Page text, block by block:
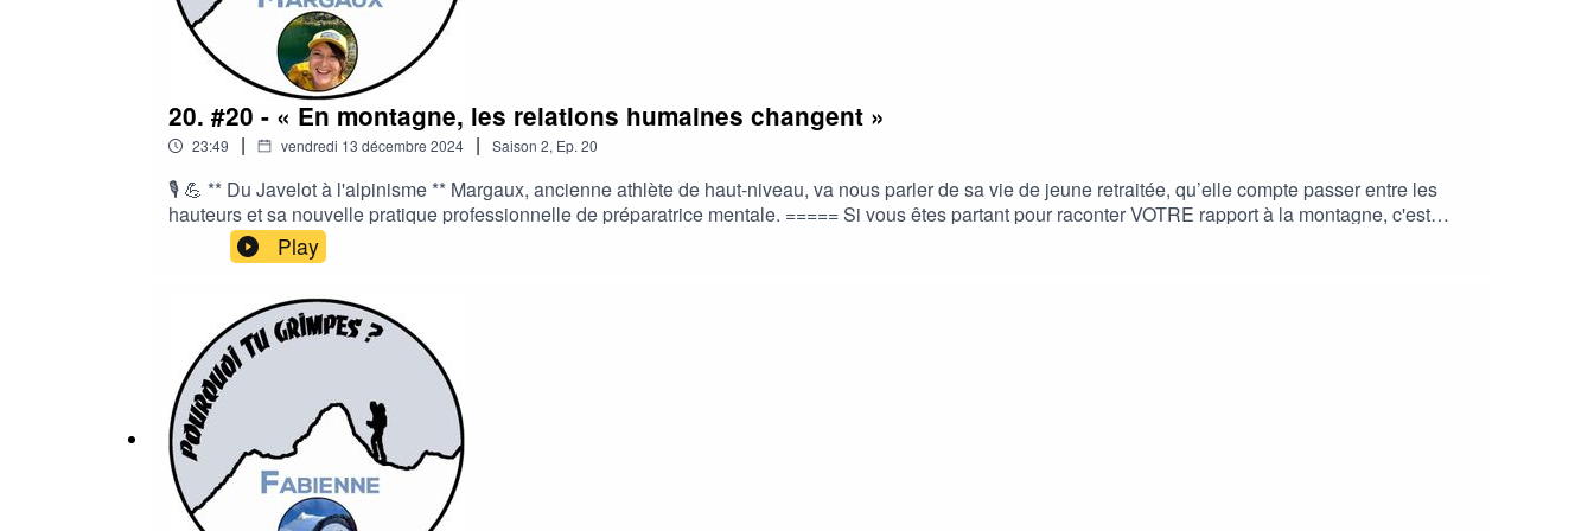
20. #20 - « En montagne, les relations humaines changent »
23:49 | vendredi 13 décembre 2024 | Saison 2, Ep. 20
🎙️ 💪 ** Du Javelot à l'alpinisme ** Margaux, ancienne athlète de haut-niveau, va nous parler de sa vie de jeune retraitée, qu’elle compte passer entre les
hauteurs et sa nouvelle pratique professionnelle de préparatrice mentale. ===== Si vous êtes partant pour raconter VOTRE rapport à la montagne, c'est
avec grand plaisir que je vous recevrai au micro !Envoyez-moi un message via Instagram ou Facebook, sur les comptes « pourquoi tu grimpes », ou par
mail à contact@pourquoitugrimpes.frN'hésitez pas à me faire vos retours sur l'épisode, via ces liens ;-)Merci et RDV au prochain épisode ! *****CREDITS
(5MB): https://auboutdufil.com/?id=509
Play